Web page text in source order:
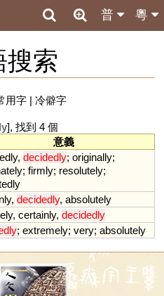
粵
普
索
用字| 冷僻字
], 找到 4 個
意義
, decidedly; originally;
; firmly; resolutely;
, decidedly, absolutely
, certainly, decidedly
; extremely; very; absolutely